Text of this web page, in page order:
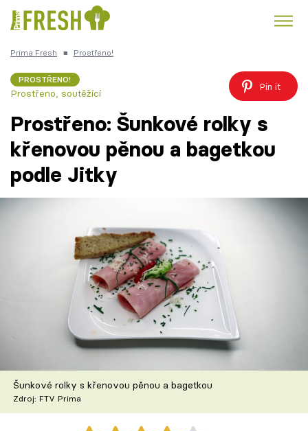
Česká kuchyně
Témata
TV Program
Škola vaření
Recepty z TV
Speciál: Cuketa
Těhotnej kuchař
Prima Fresh ■ Prostřeno!
PROSTŘENO!
Prostřeno, soutěžící
Pin it
Prostřeno: Šunkové rolky s
křenovou pěnou a bagetkou
podle Jitky
Šunkové rolky s křenovou pěnou a bagetkou
Zdroj: FTV Prima